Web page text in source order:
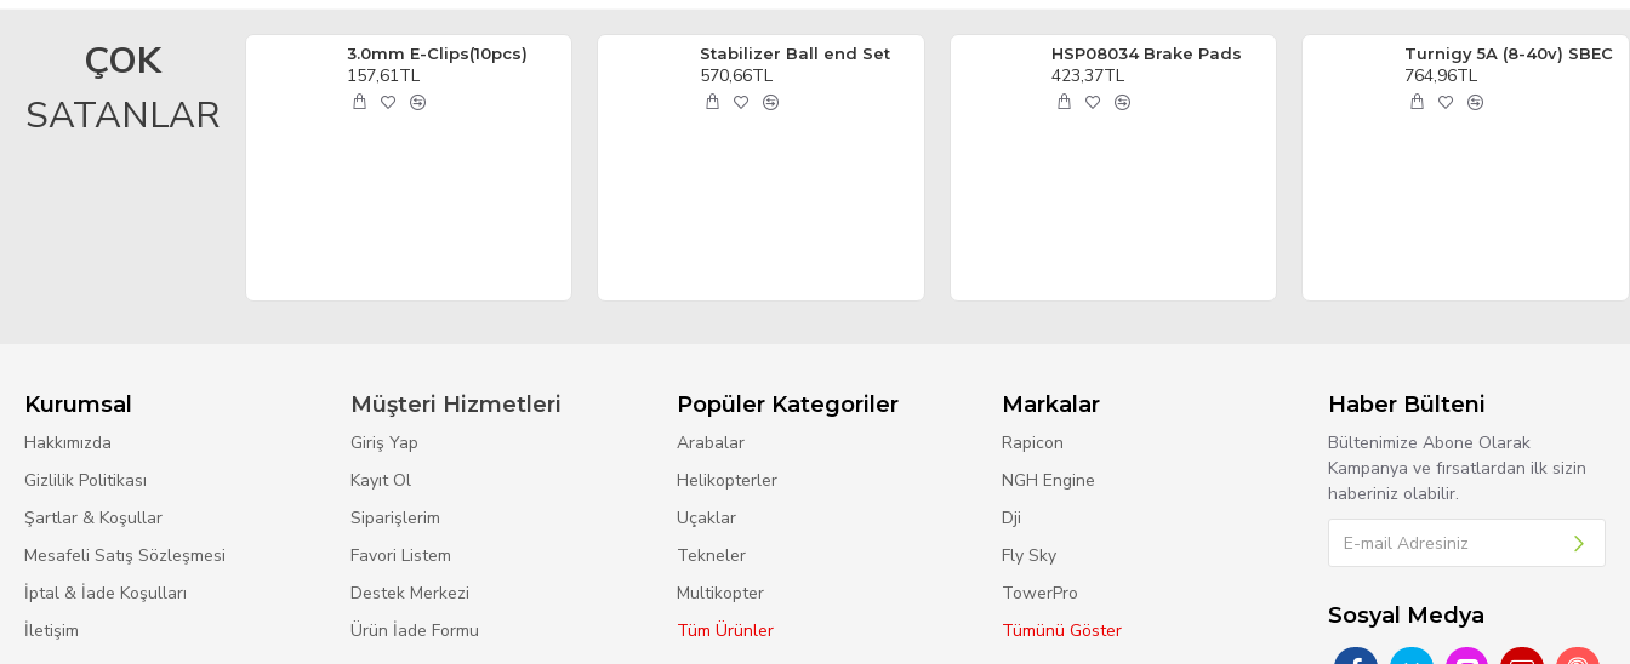
ÇOK
SATANLAR
3.0mm E-Clips(10pcs)
157,61TL
Stabilizer Ball end Set
570,66TL
HSP08034 Brake Pads
423,37TL
Turnigy 5A (8-40v) SBEC
764,96TL
Kurumsal
Hakkımızda
Gizlilik Politikası
Şartlar & Koşullar
Mesafeli Satış Sözleşmesi
İptal & İade Koşulları
İletişim
Müşteri Hizmetleri
Giriş Yap
Kayıt Ol
Siparişlerim
Favori Listem
Destek Merkezi
Ürün İade Formu
Popüler Kategoriler
Arabalar
Helikopterler
Uçaklar
Tekneler
Multikopter
Tüm Ürünler
Markalar
Rapicon
NGH Engine
Dji
Fly Sky
TowerPro
Tümünü Göster
Haber Bülteni
Bültenimize Abone Olarak
Kampanya ve fırsatlardan ilk sizin
haberiniz olabilir.
Sosyal Medya